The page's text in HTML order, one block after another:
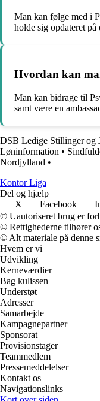
Man kan følge med i
holde sig opdateret
Hvordan kan
Man kan bidrage til
samt være en
DSB Ledige Stillinger og
Løninformation •
Nordjylland •
KontorLiga
Del og hjælp
X
Facebook
© Uautoriseret brug er
© Rettighederne tilhører
© Alt materiale på denne
Hvem er vi
Udvikling
Kerneværdier
Bag kulissen
Understøt
Adresser
Samarbejde
Kampagnepartner
Sponsorat
Provisionstager
Teammedlem
Pressemeddelelser
Kontakt os
Navigationslinks